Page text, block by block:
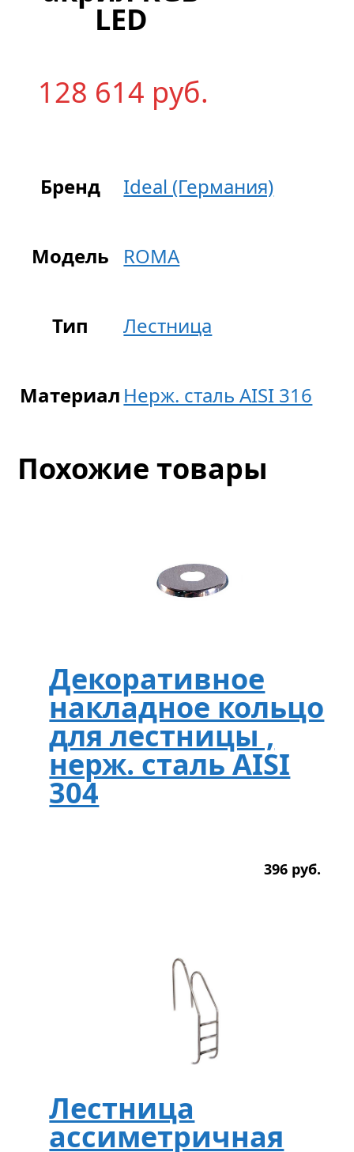
LED
128 614 руб.
Бренд Ideal (Германия)
Модель ROMA
Тип Лестница
Материал Нерж. сталь AISI 316
Похожие товары
Декоративное
накладное кольцо
для лестницы ,
нерж. сталь AISI
304
396 руб.
Лестница
ассиметричная